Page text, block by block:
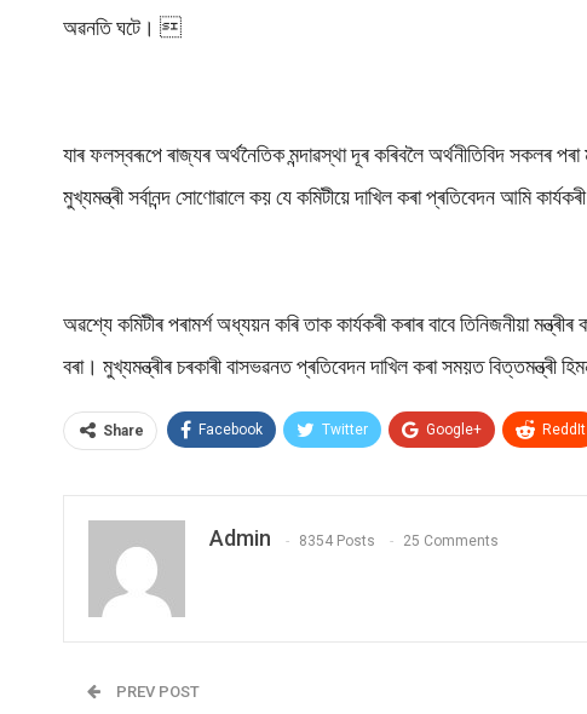
অৱনতি ঘটে। 
যাৰ ফলস্বৰূপে ৰাজ্যৰ অৰ্থনৈতিক মন্দাৱস্থা দূৰ কৰিবলৈ অৰ্থনীতিবিদ সকলৰ
মুখ্যমন্ত্ৰী সৰ্বানন্দ সোণোৱালে কয় যে কমিটীয়ে দাখিল কৰা প্ৰতিবেদন আমি
অৱশ্যে কমিটীৰ পৰামৰ্শ অধ্যয়ন কৰি তাক কাৰ্যকৰী কৰাৰ বাবে তিনিজনীয়া
বৰা। মুখ্যমন্ত্ৰীৰ চৰকাৰী বাসভৱনত প্ৰতিবেদন দাখিল কৰা সময়ত বিত্তমন্ত্ৰী
Share Facebook Twitter Google+ ReddIt
Admin 8354 Posts 25 Comments
PREV POST